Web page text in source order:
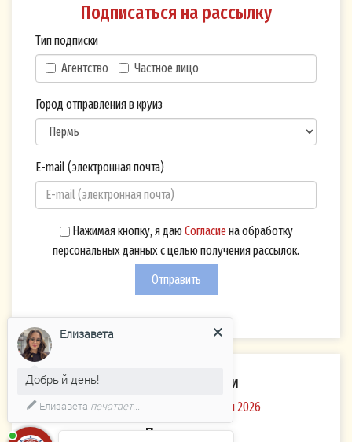
Подписаться на рассылку
Тип подписки
Агентство
Частное лицо
Город отправления в круиз
E-mail (электронная почта)
Нажимая кнопку, я даюСогласиена обработку
персональных данных с целью получения рассылок.
Отправить
Каталоги компании
Речные и озёрные круизы 2026
Политика
Елизавета
Добрый день!
Елизавета печатает...